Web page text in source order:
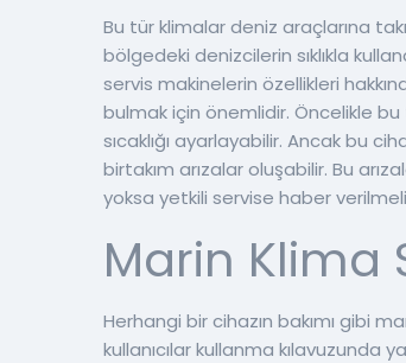
Bu tür klimalar deniz araçlarına
bölgedeki denizcilerin sıklıkla
servis makinelerin özellikleri
bulmak için önemlidir. Öncelikle
sıcaklığı ayarlayabilir. Ancak bu
birtakım arızalar oluşabilir. Bu
yoksa yetkili servise haber
Marin Klima
Herhangi bir cihazın bakımı gibi
kullanıcılar kullanma kılavuzunda